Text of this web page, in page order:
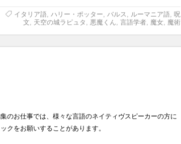
イタリア語, ハリー・ポッター バルス ルーマニア語,
呪
文
天空の城ラピュタ 悪魔くん 言語学者, 魔女, 魔術
のお仕事では、様々な言語のネイティヴスピーカーの方に
クをお願いすることがあります。